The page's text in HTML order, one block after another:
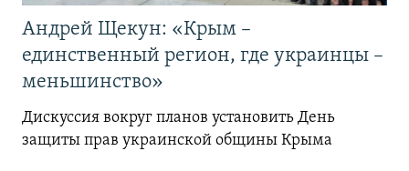
Андрей Щекун: «Крым –
единственный регион, где украинцы –
меньшинство»
Дискуссия вокруг планов установить День
защиты прав украинской общины Крыма